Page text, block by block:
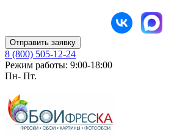
Отправить заявку
8 (800) 505-12-24
Режим работы: 9:00-18:00
Пн- Пт.